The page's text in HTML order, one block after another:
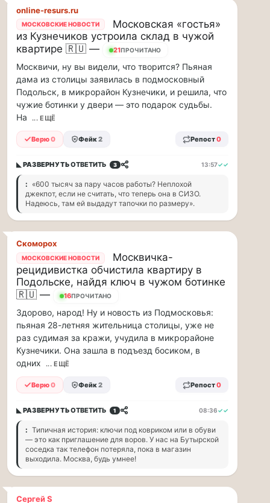
с
сердечно-
сосудистыми
заболеваниями
жара
—
это
дополнительная
нагрузка
на
ВСК
выплатила
производителю
упаковки
88
млн
рублей
в…
ВСК
выплатила
производителю
упаковки
88
млн
рублей
в
связи
с
повреждением
оборудования
Дом
ВСК
выплатил
ООО
ПТК
«Союз-
online-resurs.ru
МОСКОВСКИЕ НОВОСТИ
Московская «гостья»
из Кузнечиков устроила склад в чужой
квартире 🇷🇺 —
21ПРОЧИТАНО
Москвичи, ну вы видели, что творится? Пьяная
дама из столицы заявилась в подмосковный
Подольск, в микрорайон Кузнечики, и решила, что
чужие ботинки у двери — это подарок судьбы.
На
... ЕЩЁ
Верю0 Фейк2 Репост0
◣ РАЗВЕРНУТЬОТВЕТИТЬ 3 13:57✓✓
: «600 тысяч за пару часов работы? Неплохой
джекпот, если не считать, что теперь она в СИЗО.
Надеюсь, там ей выдадут тапочки по размеру».
Скоморох
МОСКОВСКИЕ НОВОСТИ
Москвичка-
рецидивистка обчистила квартиру в
Подольске, найдя ключ в чужом ботинке
🇷🇺 —
17ПРОЧИТАНО
Здорово, народ! Ну и новость из Подмосковья:
пьяная 28-летняя жительница столицы, уже не
раз судимая за кражи, учудила в микрорайоне
Кузнечики. Она зашла в подъезд босиком, в
одних
... ЕЩЁ
Верю0 Фейк2 Репост0
◣ РАЗВЕРНУТЬОТВЕТИТЬ 1 08:36✓✓
: Типичная история: ключи под ковриком или в обуви
— это как приглашение для воров. У нас на Бутырской
соседка так телефон потеряла, пока в магазин
выходила. Москва, будь умнее!
Сергей S